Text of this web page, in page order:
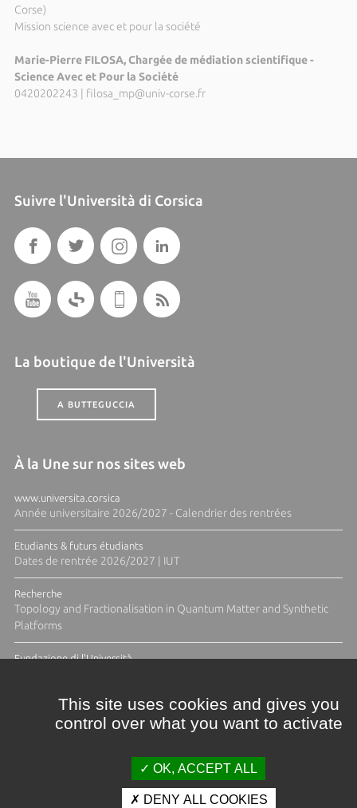
Corse)
Mission science avec et pour la société
Marie-Pierre FILOSA, Chargée de médiation scientifique -
Science Avec et Pour la Société
0420202243
filosa_mp@univ-corse.fr
Suivre l'Università di Corsica
La boutique de l'Università
A BUTTEGUCCIA
À la Une sur nos sites web
www.universita.corsica
Année universitaire 2026/2027 - Calendrier des rentrées
Etudiants & futurs étudiants
Dates de rentrée 2026/2027 | IUT
Recherche
Topology and Fractionalisation in Quantum Matter and Synthetic
Platforms
Fundazione di l'Università
This site uses cookies and gives you
control over what you want to activate
OK, ACCEPT ALL
DENY ALL COOKIES